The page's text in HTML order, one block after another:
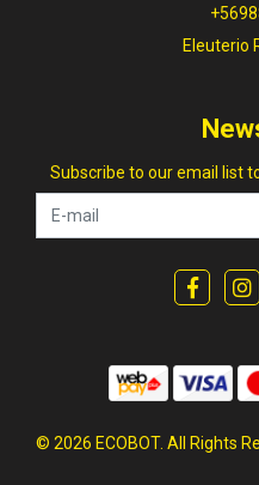
Eleuterio
Subscribe to our email list
© 2026 ECOBOT. All Rights